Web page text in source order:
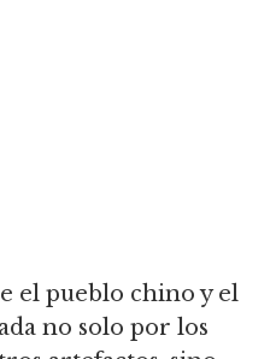
el pueblo chino y el
no solo por los